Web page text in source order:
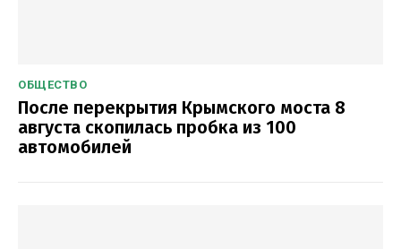
ОБЩЕСТВО
После перекрытия Крымского моста 8
августа скопилась пробка из 100
автомобилей